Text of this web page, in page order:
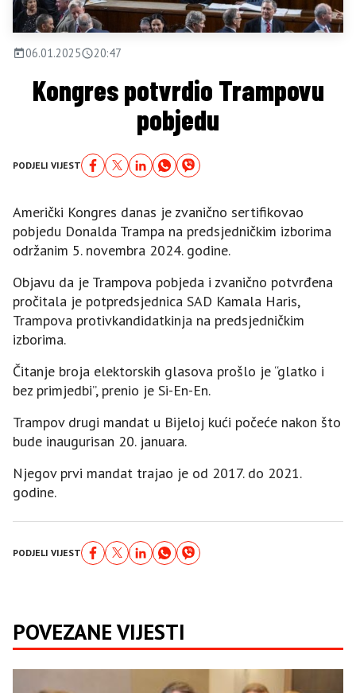
06.01.2025 20:47
Kongres potvrdio Trampovu
pobjedu
PODJELI VIJEST
Američki Kongres danas je zvanično sertifikovao
pobjedu Donalda Trampa na predsjedničkim izborima
održanim 5. novembra 2024. godine.
Objavu da je Trampova pobjeda i zvanično potvrđena
pročitala je potpredsjednica SAD Kamala Haris,
Trampova protivkandidatkinja na predsjedničkim
izborima.
Čitanje broja elektorskih glasova prošlo je “glatko i
bez primjedbi”, prenio je Si-En-En.
Trampov drugi mandat u Bijeloj kući počeće nakon što
bude inaugurisan 20. januara.
Njegov prvi mandat trajao je od 2017. do 2021.
godine.
PODJELI VIJEST
POVEZANE VIJESTI